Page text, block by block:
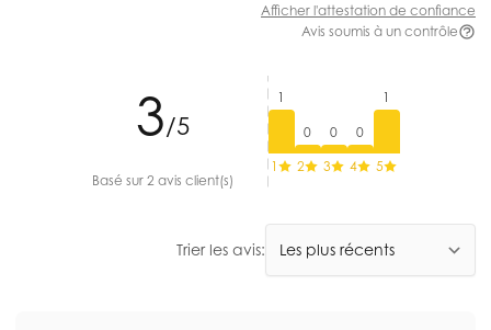
Afficher l'attestation de confiance
Avis soumis à un contrôle
3/5
Basé sur 2 avis client(s)
1
1
0
2
0
3
0
4
1
5
Trier les avis: